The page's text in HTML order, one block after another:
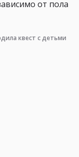
от пола
квест с детьми